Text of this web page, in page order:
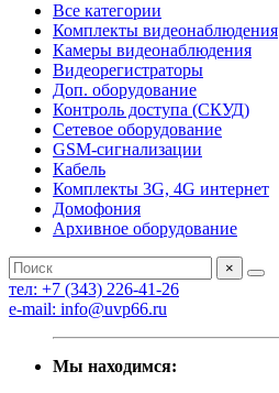
Все категории
Комплекты видеонаблюдения
Камеры видеонаблюдения
Видеорегистраторы
Доп. оборудование
Контроль доступа (СКУД)
Сетевое оборудование
GSM-сигнализации
Кабель
Комплекты 3G, 4G интернет
Домофония
Архивное оборудование
×
тел: +7 (343) 226-41-26
e-mail: info@uvp66.ru
Мы находимся: